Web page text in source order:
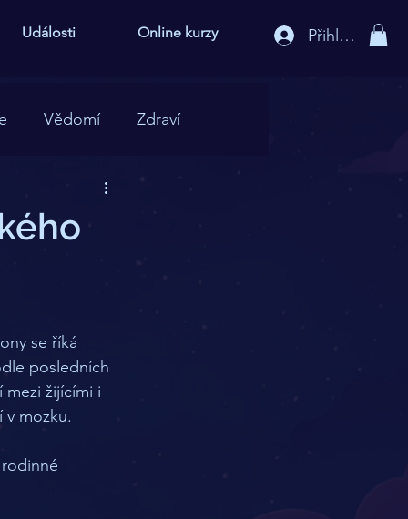
Události Online kurzy Přihlášení
Vědomí Zdraví
se říká
posledních
žijícími i
v mozku.